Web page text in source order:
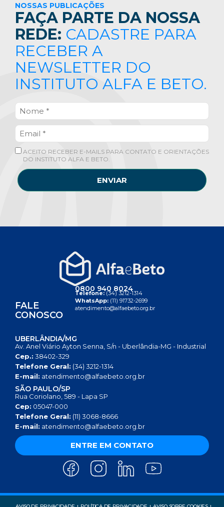
NOSSAS PUBLICAÇÕES
FAÇA PARTE DA NOSSA
REDE: CADASTRE PARA
RECEBER A
NEWSLETTER DO
INSTITUTO ALFA E BETO.
ACEITO RECEBER E-MAILS PARA CONTATO E ORIENTAÇÕES
DO INSTITUTO ALFA E BETO.
ENVIAR
FALE
CONOSCO
0800 940 8024
Telefone:(34) 3212-1314
WhatsApp: (11) 91732-2699
atendimento@alfaebeto.org.br
UBERLÂNDIA/MG
Av. Anel Viário Ayton Senna, S/n - Uberlândia-MG - Industrial
Cep.: 38402-329
Telefone Geral: (34) 3212-1314
E-mail: atendimento@alfaebeto.org.br
SÃO PAULO/SP
Rua Coriolano, 589 - Lapa SP
Cep: 05047-000
Telefone Geral: (11) 3068-8666
E-mail: atendimento@alfaebeto.org.br
ENTRE EM CONTATO